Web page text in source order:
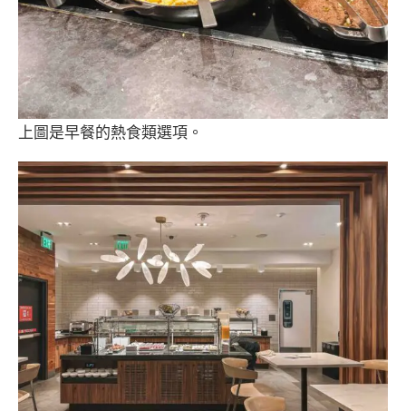
上圖是早餐的熱食類選項。